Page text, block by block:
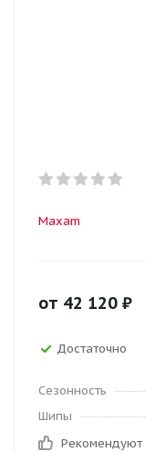
Maxam
от 42 120 ₽
Достаточно
Сезонность
Шипы
Рекомендуют